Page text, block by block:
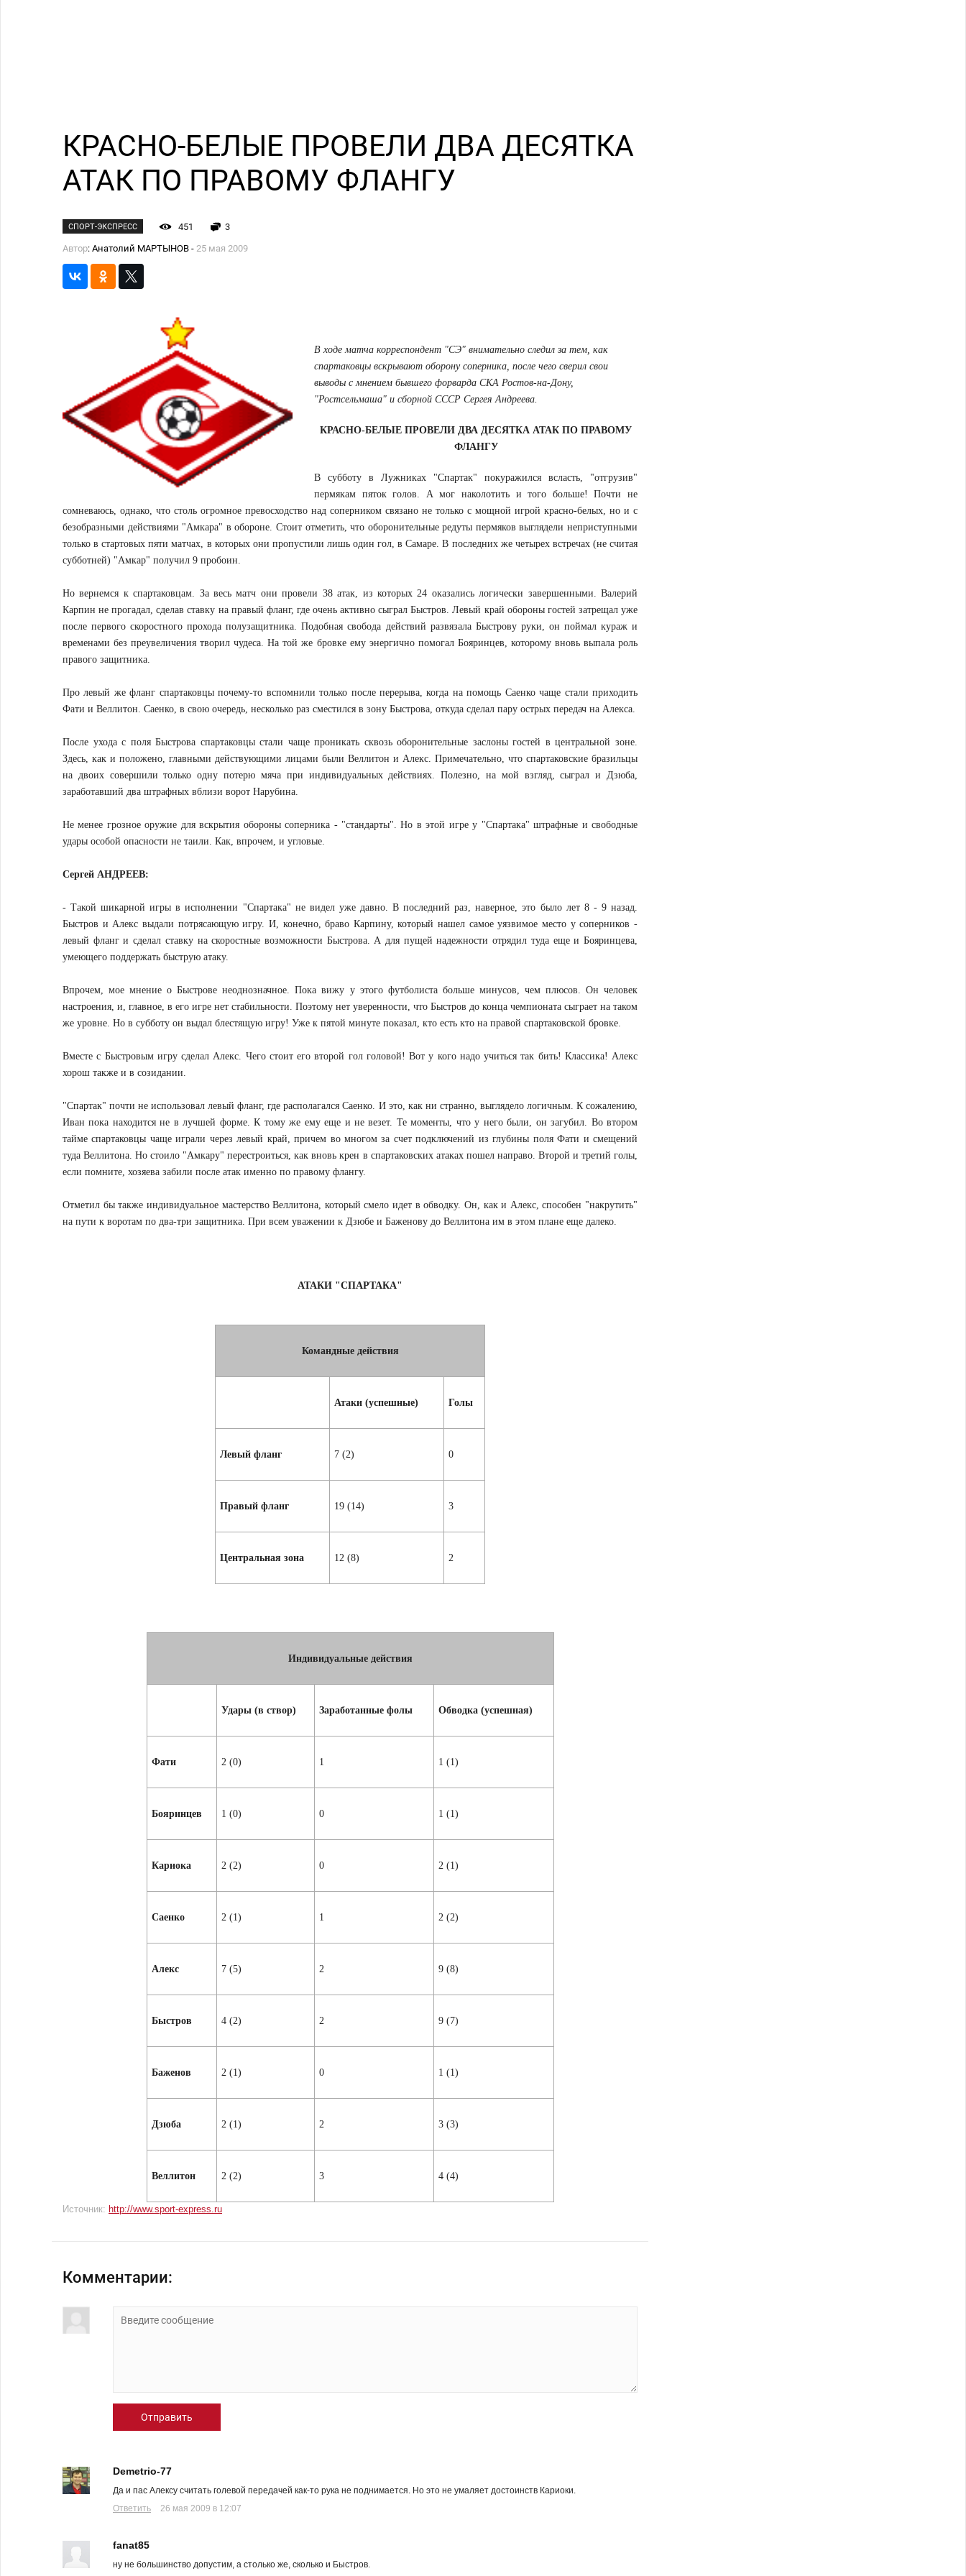
КРАСНО-БЕЛЫЕ ПРОВЕЛИ ДВА ДЕСЯТКА
АТАК ПО ПРАВОМУ ФЛАНГУ
СПОРТ-ЭКСПРЕСС 451
3
Автор: Анатолий МАРТЫНОВ - 25 мая 2009
В ходе матча корреспондент "СЭ" внимательно следил за тем, как
спартаковцы вскрывают оборону соперника, после чего сверил свои
выводы с мнением бывшего форварда СКА Ростов-на-Дону,
"Ростсельмаша" и сборной СССР Сергея Андреева.
КРАСНО-БЕЛЫЕ ПРОВЕЛИ ДВА ДЕСЯТКА АТАК ПО ПРАВОМУ
ФЛАНГУ
В субботу в Лужниках "Спартак" покуражился всласть, "отгрузив"
пермякам пяток голов. А мог наколотить и того больше! Почти не
сомневаюсь, однако, что столь огромное превосходство над соперником связано не только с мощной игрой красно-белых, но и с
безобразными действиями "Амкара" в обороне. Стоит отметить, что оборонительные редуты пермяков выглядели неприступными
только в стартовых пяти матчах, в которых они пропустили лишь один гол, в Самаре. В последних же четырех встречах (не считая
субботней) "Амкар" получил 9 пробоин.
Но вернемся к спартаковцам. За весь матч они провели 38 атак, из которых 24 оказались логически завершенными. Валерий
Карпин не прогадал, сделав ставку на правый фланг, где очень активно сыграл Быстров. Левый край обороны гостей затрещал уже
после первого скоростного прохода полузащитника. Подобная свобода действий развязала Быстрову руки, он поймал кураж и
временами без преувеличения творил чудеса. На той же бровке ему энергично помогал Бояринцев, которому вновь выпала роль
правого защитника.
Про левый же фланг спартаковцы почему-то вспомнили только после перерыва, когда на помощь Саенко чаще стали приходить
Фати и Веллитон. Саенко, в свою очередь, несколько раз сместился в зону Быстрова, откуда сделал пару острых передач на Алекса.
После ухода с поля Быстрова спартаковцы стали чаще проникать сквозь оборонительные заслоны гостей в центральной зоне.
Здесь, как и положено, главными действующими лицами были Веллитон и Алекс. Примечательно, что спартаковские бразильцы
на двоих совершили только одну потерю мяча при индивидуальных действиях. Полезно, на мой взгляд, сыграл и Дзюба,
заработавший два штрафных вблизи ворот Нарубина.
Не менее грозное оружие для вскрытия обороны соперника - "стандарты". Но в этой игре у "Спартака" штрафные и свободные
удары особой опасности не таили. Как, впрочем, и угловые.
Сергей АНДРЕЕВ:
- Такой шикарной игры в исполнении "Спартака" не видел уже давно. В последний раз, наверное, это было лет 8 - 9 назад.
Быстров и Алекс выдали потрясающую игру. И, конечно, браво Карпину, который нашел самое уязвимое место у соперников -
левый фланг и сделал ставку на скоростные возможности Быстрова. А для пущей надежности отрядил туда еще и Бояринцева,
умеющего поддержать быструю атаку.
Впрочем, мое мнение о Быстрове неоднозначное. Пока вижу у этого футболиста больше минусов, чем плюсов. Он человек
настроения, и, главное, в его игре нет стабильности. Поэтому нет уверенности, что Быстров до конца чемпионата сыграет на таком
же уровне. Но в субботу он выдал блестящую игру! Уже к пятой минуте показал, кто есть кто на правой спартаковской бровке.
Вместе с Быстровым игру сделал Алекс. Чего стоит его второй гол головой! Вот у кого надо учиться так бить! Классика! Алекс
хорош также и в созидании.
"Спартак" почти не использовал левый фланг, где располагался Саенко. И это, как ни странно, выглядело логичным. К сожалению,
Иван пока находится не в лучшей форме. К тому же ему еще и не везет. Те моменты, что у него были, он загубил. Во втором
тайме спартаковцы чаще играли через левый край, причем во многом за счет подключений из глубины поля Фати и смещений
туда Веллитона. Но стоило "Амкару" перестроиться, как вновь крен в спартаковских атаках пошел направо. Второй и третий голы,
если помните, хозяева забили после атак именно по правому флангу.
Отметил бы также индивидуальное мастерство Веллитона, который смело идет в обводку. Он, как и Алекс, способен "накрутить"
на пути к воротам по два-три защитника. При всем уважении к Дзюбе и Баженову до Веллитона им в этом плане еще далеко.
АТАКИ "СПАРТАКА"
Командные действия
Атаки (успешные) Голы
Левый фланг 7 (2) 0
Правый фланг 19 (14) 3
Центральная зона 12 (8) 2
Индивидуальные действия
Удары (в створ) Заработанные фолы Обводка (успешная)
Фати 2 (0) 1 1 (1)
Бояринцев 1 (0) 0 1 (1)
Кариока 2 (2) 0 2 (1)
Саенко 2 (1) 1 2 (2)
Алекс 7 (5) 2 9 (8)
Быстров 4 (2) 2 9 (7)
Баженов 2 (1) 0 1 (1)
Дзюба 2 (1) 2 3 (3)
Веллитон 2 (2) 3 4 (4)
Источник: http://www.sport-express.ru
Комментарии:
Отправить
Demetrio-77
Да и пас Алексу считать голевой передачей как-то рука не поднимается. Но это не умаляет достоинств Кариоки.
Ответить
26 мая 2009 в 12:07
fanat85
ну не большинство допустим, а столько же, сколько и Быстров.